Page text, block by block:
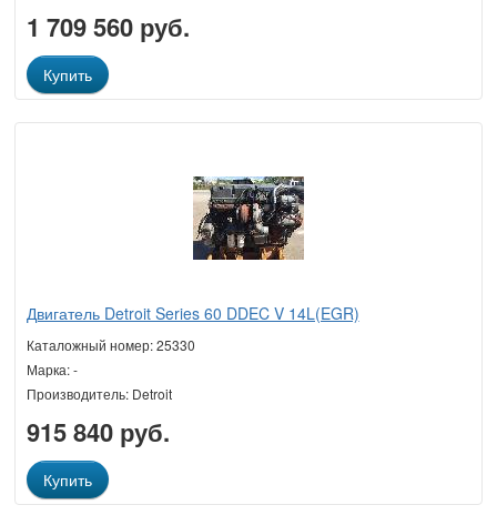
1 709 560 руб.
Купить
Двигатель Detroit Series 60 DDEC V 14L(EGR)
Каталожный номер: 25330
Марка: -
Производитель: Detroit
915 840 руб.
Купить